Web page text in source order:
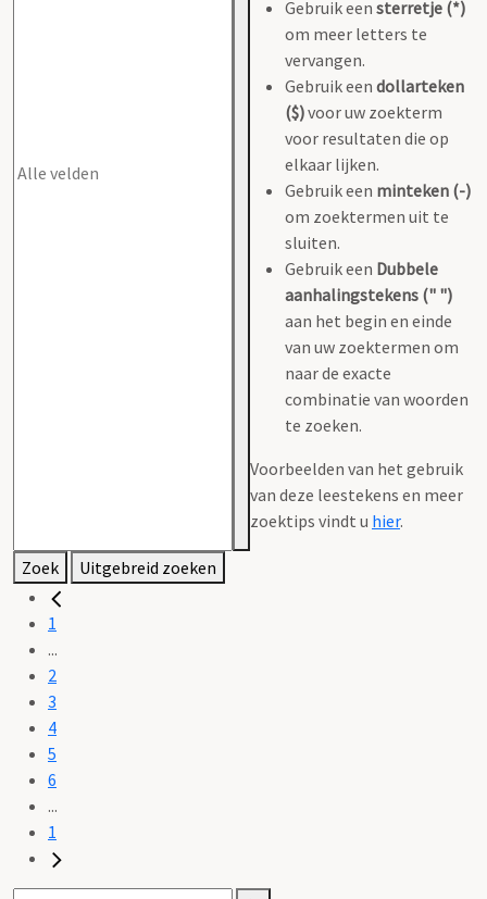
Gebruik een sterretje (*)
om meer letters te
vervangen.
Gebruik een dollarteken
($)voor uw zoekterm
voor resultaten die op
elkaar lijken.
Gebruik een minteken (-)
om zoektermen uit te
sluiten.
Gebruik een Dubbele
aanhalingstekens (" ")
aan het begin en einde
van uw zoektermen om
naar de exacte
combinatie van woorden
te zoeken.
Voorbeelden van het gebruik
van deze leestekens en meer
zoektips vindt u hier.
Zoek Uitgebreid zoeken
1
...
2
3
4
5
6
...
1